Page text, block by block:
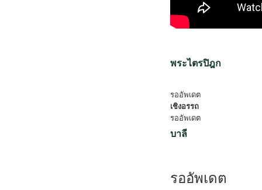
พระไตรปิฎก
รออัพเดต
เชิงอรรถ
รออัพเดต
บาลี
รออัพเดต